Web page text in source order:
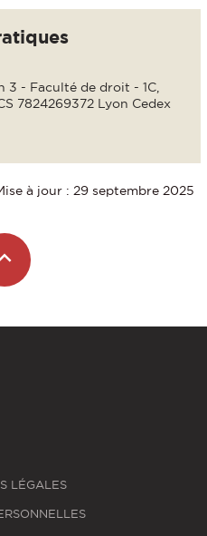
3 - Faculté de droit - 1C,
7824269372 Lyon Cedex
à jour : 29 septembre 2025
LÉGALES